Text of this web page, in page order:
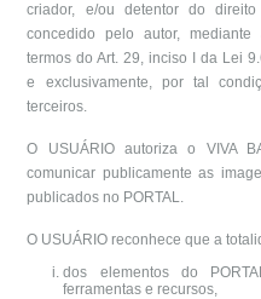
criador, e/ou detentor do
concedido pelo autor,
termos do Art. 29, inciso I da Lei
e exclusivamente, por tal
terceiros.
O USUÁRIO autoriza o VIVA
comunicar publicamente as
publicados no PORTAL.
O USUÁRIO reconhece que a
dos elementos do
ferramentas e recursos,